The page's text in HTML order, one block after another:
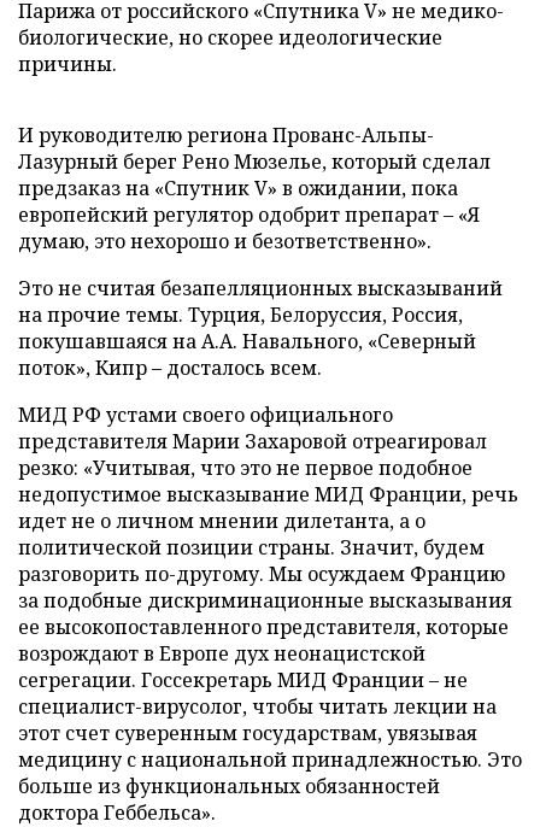
Парижа от российского «Спутника V» не медико-
биологические, но скорее идеологические
причины.
И руководителю региона Прованс-Альпы-
Лазурный берег Рено Мюзелье, который сделал
предзаказ на «Спутник V» в ожидании, пока
европейский регулятор одобрит препарат – «Я
думаю, это нехорошо и безответственно».
Это не считая безапелляционных высказываний
на прочие темы. Турция, Белоруссия, Россия,
покушавшаяся на А.А. Навального, «Северный
поток», Кипр – досталось всем.
МИД РФ устами своего официального
представителя Марии Захаровой отреагировал
резко: «Учитывая, что это не первое подобное
недопустимое высказывание МИД Франции, речь
идет не о личном мнении дилетанта, а о
политической позиции страны. Значит, будем
разговорить по-другому. Мы осуждаем Францию
за подобные дискриминационные высказывания
ее высокопоставленного представителя, которые
возрождают в Европе дух неонацистской
сегрегации. Госсекретарь МИД Франции – не
специалист-вирусолог, чтобы читать лекции на
этот счет суверенным государствам, увязывая
медицину с национальной принадлежностью. Это
больше из функциональных обязанностей
доктора Геббельса».